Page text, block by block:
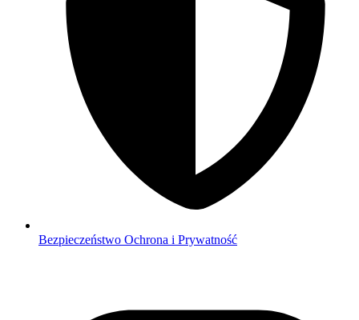
Bezpieczeństwo Ochrona i Prywatność